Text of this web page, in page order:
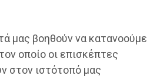
μας βοηθούν να κατανοούμε
οποίο οι επισκέπτες
στον ιστότοπό μας